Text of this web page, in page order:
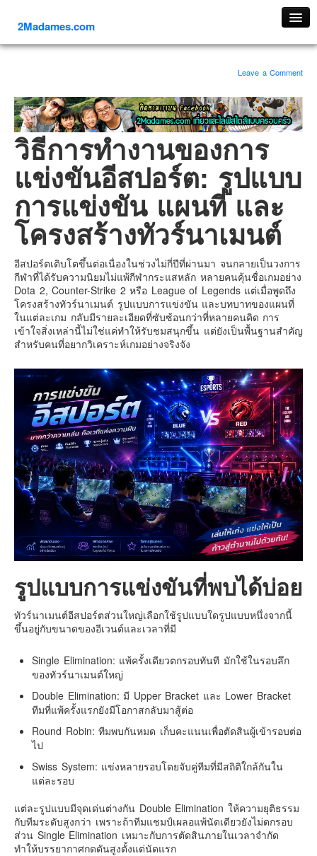
2Madames.com
ภาคใต้
ภาคตะวันออก
ภาคกลาง
ภาคตะวันตก
ภาคอีสาน
ทริปต่างประเทศ
ยุโรป
รัสเซีย
อิตาลี
ตุรกี-ตุรเคีย
เยอรมัน
ฝรั่งเศส
ออสเตรีย
สาธารณรัฐเช็ก
ฮังการี
เนเธอร์แลนด์
เบลเยี่ยม
สวิสเซอร์แลนด์
โปรตุเกส
สเปน
โครเอเชีย
สโลเวเนีย
มอนเตรเนโกร
บอสเนียและเฮอร์เซโกวีน่า
ญี่ปุ่น
คันไซ-โอซาก้า เกียวโต
คิวชู – ฟุกุโอกะ ซางะ เปปปุ ยุฟุอิน นางาซากิ
ฟูจิ
ฮอกไกโด
เอเชีย
สิงคโปร์
จีน
มาเลเชีย
เวียดนาม
Leave a Comment
วิธีการทำงานของการ
แข่งขันอีสปอร์ต: รูปแบบ
การแข่งขัน แผนที่ และ
โครงสร้างทัวร์นาเมนต์
อีสปอร์ตเติบโตขึ้นต่อเนื่องในช่วงไม่กี่ปีที่ผ่านมา จนกลายเป็นวงการ
กีฬาที่ได้รับความนิยมไม่แพ้กีฬากระแสหลัก หลายคนคุ้นชื่อเกมอย่าง
Dota 2, Counter-Strike 2 หรือ League of Legends แต่เมื่อพูดถึง
โครงสร้างทัวร์นาเมนต์ รูปแบบการแข่งขัน และบทบาทของแผนที่
ในแต่ละเกม กลับมีรายละเอียดที่ซับซ้อนกว่าที่หลายคนคิด การ
เข้าใจสิ่งเหล่านี้ไม่ใช่แค่ทำให้รับชมสนุกขึ้น แต่ยังเป็นพื้นฐานสำคัญ
สำหรับคนที่อยากวิเคราะห์เกมอย่างจริงจัง
รูปแบบการแข่งขันที่พบได้บ่อย
ทัวร์นาเมนต์อีสปอร์ตส่วนใหญ่เลือกใช้รูปแบบใดรูปแบบหนึ่งจากนี้
ขึ้นอยู่กับขนาดของอีเวนต์และเวลาที่มี
Single Elimination: แพ้ครั้งเดียวตกรอบทันที มักใช้ในรอบลึก
ของทัวร์นาเมนต์ใหญ่
Double Elimination: มี Upper Bracket และ Lower Bracket
ทีมที่แพ้ครั้งแรกยังมีโอกาสกลับมาสู้ต่อ
Round Robin: ทีมพบกันหมด เก็บคะแนนเพื่อตัดสินผู้เข้ารอบต่อ
ไป
Swiss System: แข่งหลายรอบโดยจับคู่ทีมที่มีสถิติใกล้กันใน
แต่ละรอบ
แต่ละรูปแบบมีจุดเด่นต่างกัน Double Elimination ให้ความยุติธรรม
กับทีมระดับสูงกว่า เพราะถ้าทีมแชมป์เผลอแพ้นัดเดียวยังไม่ตกรอบ
ส่วน Single Elimination เหมาะกับการตัดสินภายในเวลาจำกัด
ทำให้บรรยากาศกดดันสูงตั้งแต่นัดแรก